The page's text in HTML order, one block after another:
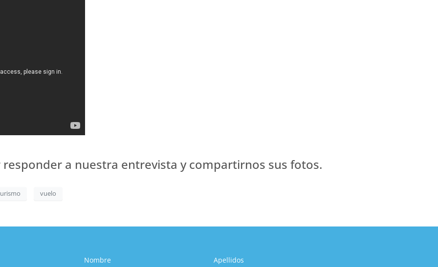
responder a nuestra entrevista y compartirnos sus fotos.
vuelo
Nombre Apellidos